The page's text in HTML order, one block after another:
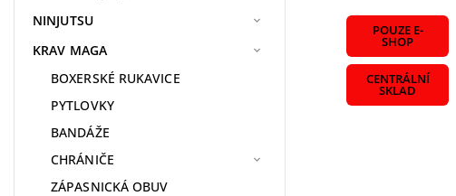
NINJUTSU
KRAV MAGA
BOXERSKÉ RUKAVICE
PYTLOVKY
BANDÁŽE
CHRÁNIČE
ZÁPASNICKÁ OBUV
POUZE E-
SHOP
CENTRÁLNÍ
SKLAD